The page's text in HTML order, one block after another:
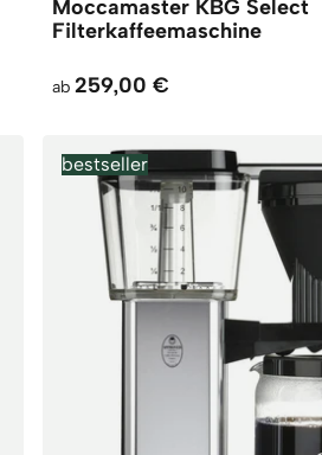
Moccamaster KBG Select
Filterkaffeemaschine
ab 259,00 €
bestseller